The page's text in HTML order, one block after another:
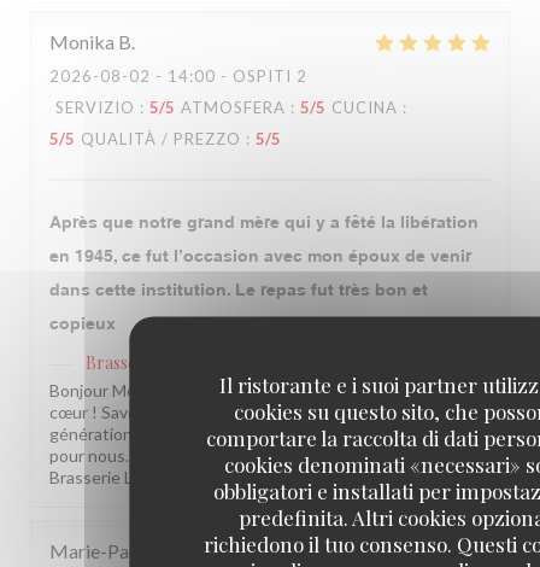
Il ristorante e i suoi partner
cookies su questo sito, che
comportare la raccolta di dati
cookies denominati «necessari»
obbligatori e installati per
predefinita. Altri cookies
richiedono il tuo consenso. Questi
Monika B
2026-08-02 - 14:00 - OSPITI 2
SERVIZIO : 5/5 ATMOSFERA : 5/5 CUCINA :
5/5 QUALITÀ / PREZZO : 5/5
Après que notre grand mère qui y a fêté la libération
en 1945, ce fut l’occasion avec mon époux de venir
dans cette institution. Le repas fut très bon et
copieux
Brasserie Lipp
Bonjour Monika, Quel beau message, merci du fond du
cœur ! Savoir que notre établissement traverse les
générations de votre famille, c'est une fierté immense
pour nous. On espère vous revoir bientôt ! L'équipe de la
Brasserie Lipp !
Marie-Paul